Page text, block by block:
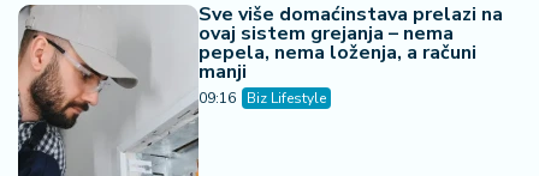
Sve više domaćinstava prelazi na
ovaj sistem grejanja – nema
pepela, nema loženja, a računi
manji
09:16 Biz Lifestyle